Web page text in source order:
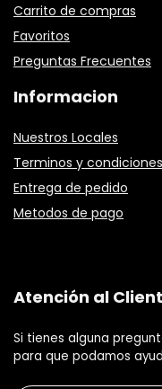
Carrito de compras
Favoritos
Preguntas Frecuentes
Informacion
Nuestros Locales
Terminos y condiciones
Entrega de pedido
Metodos de pago
Atención al
Si tienes alguna
para que podamos